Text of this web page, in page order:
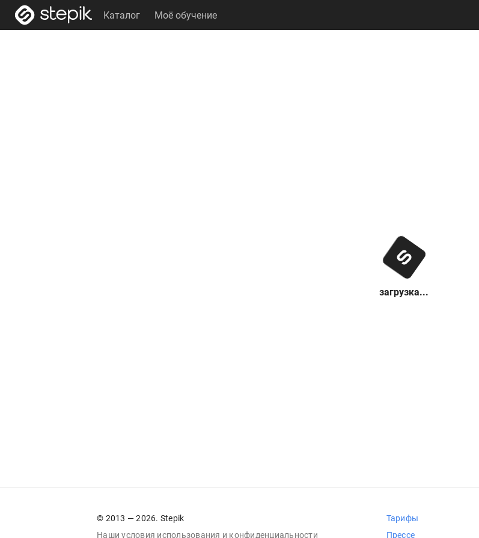
Каталог Моё обучение
загрузка...
© 2013 — 2026. Stepik
Наши условия использования и конфиденциальности
Тарифы
Прессе